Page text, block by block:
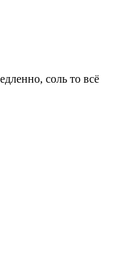
соль то всё